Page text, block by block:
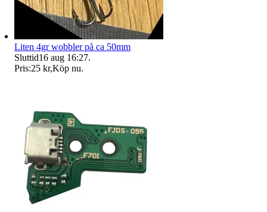
Liten 4gr wobbler på ca 50mm
Sluttid16 aug 16:27.
Pris:25 kr,Köp nu.